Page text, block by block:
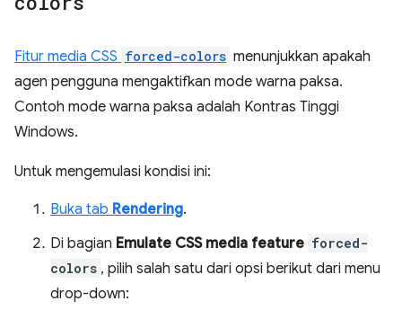
Fitur media CSS forced-colors menunjukkan apakah
agen pengguna mengaktifkan mode warna paksa.
Contoh mode warna paksa adalah Kontras Tinggi
Windows.
Untuk mengemulasi kondisi ini:
Buka tab Rendering.
Di bagian Emulate CSS media feature forced-
colors , pilih salah satu dari opsi berikut dari menu
drop-down: